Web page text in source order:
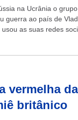
na Ucrânia o
guerra ao país de
as suas redes
vermelha da
britânico